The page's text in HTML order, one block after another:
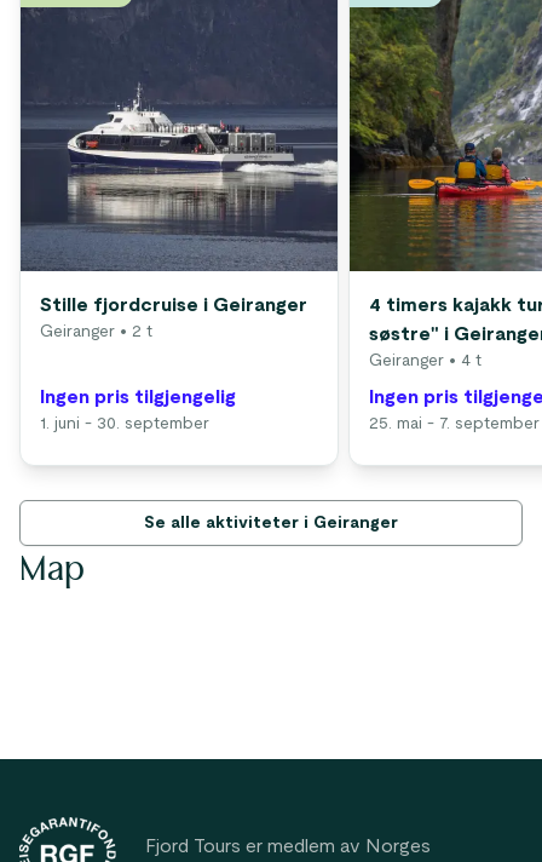
Stille fjordcruise i Geiranger
Geiranger • 2 t
Ingen pris tilgjengelig
1. juni - 30. september
4 timers kajakk
søstre" i
Geiranger • 4 t
Ingen pris
25. mai - 7. september
Se alle aktiviteter i Geiranger
Map
Fjord Tours er medlem av Norges